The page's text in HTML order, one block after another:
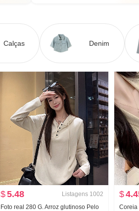
Calças Denim
$5.48 Listagens 1002
Foto real 280 G. Arroz glutinoso Pelo
$
Coreia